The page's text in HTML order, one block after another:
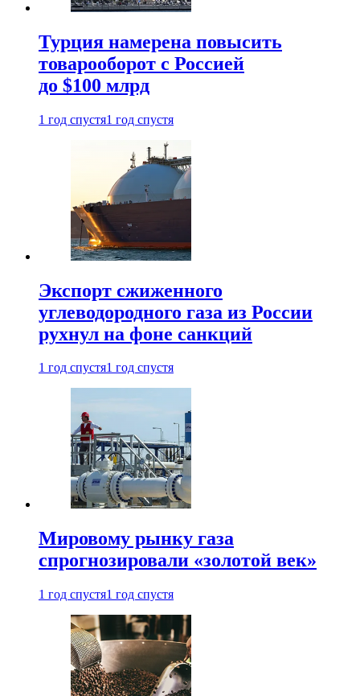
Турция намерена повысить
товарооборот с Россией
до $100 млрд
1 год спустя1 год спустя
Экспорт сжиженного
углеводородного газа из России
рухнул на фоне санкций
1 год спустя1 год спустя
Мировому рынку газа
спрогнозировали «золотой век»
1 год спустя1 год спустя